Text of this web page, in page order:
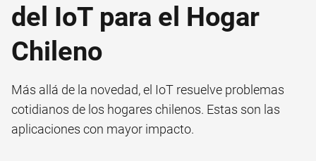
del IoT para el Hogar
Chileno
Más allá de la novedad, el IoT resuelve problemas
cotidianos de los hogares chilenos. Estas son las
aplicaciones con mayor impacto.